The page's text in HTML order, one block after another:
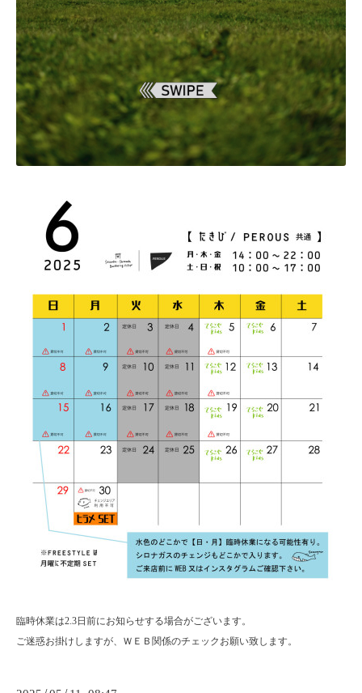
臨時休業は2.3日前にお知らせする場合がございます。
ご迷惑お掛けしますが、ＷＥＢ関係のチェックお願い致します。